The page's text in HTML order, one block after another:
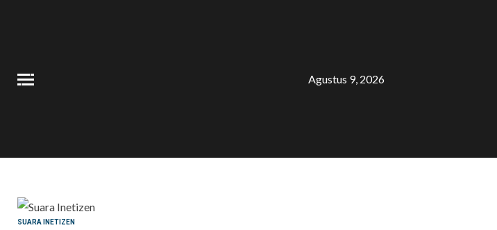
Agustus 9, 2026
SUARA INETIZEN